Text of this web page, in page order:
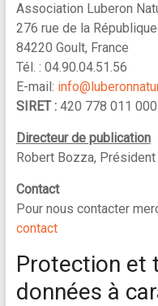
Association Luberon
276 rue de la République
84220 Goult, France
Tél. : 04.90.04.51.56
E-mail:
SIRET : 420 778 011
Directeur de publication
Robert Bozza, Président
Contact
Pour nous contacter
contact
Protection et
données à